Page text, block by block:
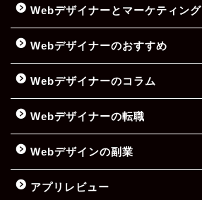
Webデザイナーとマーケティング
Webデザイナーのおすすめ
Webデザイナーのコラム
Webデザイナーの転職
Webデザインの副業
アプリレビュー